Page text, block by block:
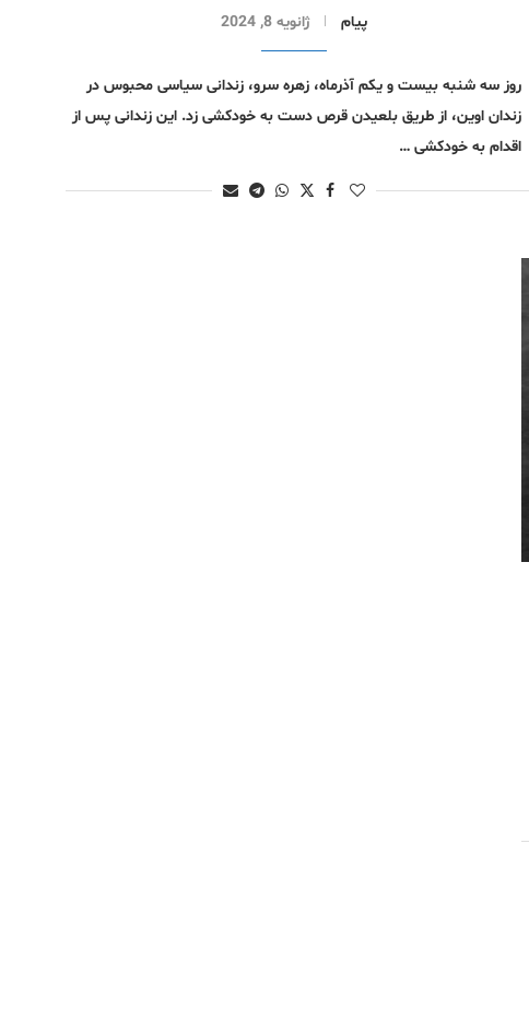
پیام ژانویه 8, 2024
روز سه شنبه بیست و یکم آذرماه، زهره سرو، زندانی سیاسی محبوس در
زندان اوین، از طریق بلعیدن قرص دست به خودکشی زد. این زندانی پس از
اقدام به خودکشی …